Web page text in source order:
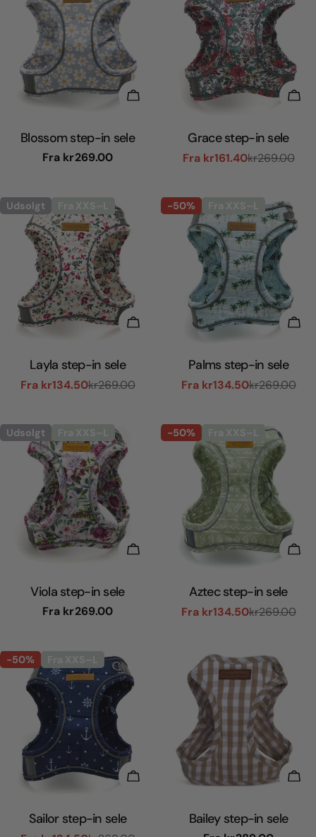
Vælg Muligheder
Blossom step-in sele
Normal
Fra kr269.00
Grace step-in sele
Udsalgspris
Fra kr161.40Normal
kr269.00
Udsolgt
Vælg Muligheder
Layla step-in sele
Udsalgspris
Fra kr134.50Normal
kr269.00
-50%
Palms step-in sele
Udsalgspris
Fra kr134.50Normal
kr269.00
Udsolgt
Vælg Muligheder
Viola step-in sele
Normal
Fra kr269.00
-50%
Aztec step-in sele
Udsalgspris
Fra kr134.50Normal
kr269.00
-50%
Vælg Muligheder
Sailor step-in sele Bailey step-in sele